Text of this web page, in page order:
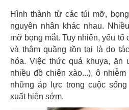
Hình thành từ các túi mỡ,
nguyên nhân khác nhau.
mỡ bọng mắt. Tuy nhiên, yếu tố
và thâm quầng tồn tại là do
hóa. Việc thức quá khuya, ăn
nhiều đồ chiên xào...), ô
những áp lực trong cuộc
xuất hiện sớm.